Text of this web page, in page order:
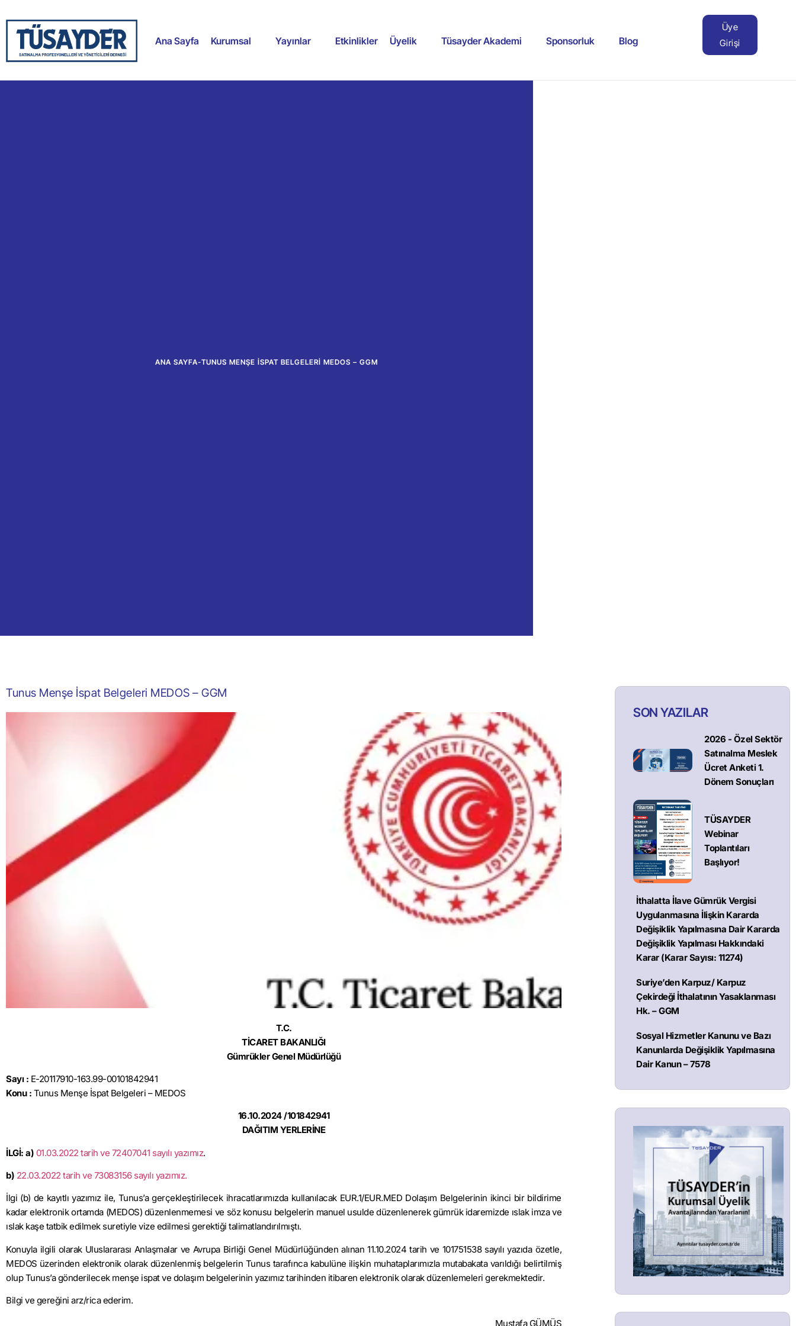
Ana Sayfa Kurumsal Yayınlar Etkinlikler Üyelik Tüsayder Akademi Sponsorluk Blog
Üye
Girişi
ANA SAYFA-TUNUS MENŞE İSPAT BELGELERI MEDOS – GGM
Tunus Menşe İspat Belgeleri MEDOS – GGM
T.C.
TİCARET BAKANLIĞI
Gümrükler Genel Müdürlüğü
Sayı : E-20117910-163.99-00101842941
Konu : Tunus Menşe İspat Belgeleri – MEDOS
16.10.2024 /101842941
DAĞITIM YERLERİNE
İLGİ: a) 01.03.2022 tarih ve 72407041 sayılı yazımız.
b) 22.03.2022 tarih ve 73083156 sayılı yazımız.
İlgi (b) de kayıtlı yazımız ile, Tunus’a gerçekleştirilecek ihracatlarımızda kullanılacak EUR.1/EUR.MED Dolaşım Belgelerinin ikinci bir bildirime
kadar elektronik ortamda (MEDOS) düzenlenmemesi ve söz konusu belgelerin manuel usulde düzenlenerek gümrük idaremizde ıslak imza ve
ıslak kaşe tatbik edilmek suretiyle vize edilmesi gerektiği talimatlandırılmıştı.
Konuyla ilgili olarak Uluslararası Anlaşmalar ve Avrupa Birliği Genel Müdürlüğünden alınan 11.10.2024 tarih ve 101751538 sayılı yazıda özetle,
MEDOS üzerinden elektronik olarak düzenlenmiş belgelerin Tunus tarafınca kabulüne ilişkin muhataplarımızla mutabakata varıldığı belirtilmiş
olup Tunus’a gönderilecek menşe ispat ve dolaşım belgelerinin yazımız tarihinden itibaren elektronik olarak düzenlemeleri gerekmektedir.
Bilgi ve gereğini arz/rica ederim.
Mustafa GÜMÜŞ
SON YAZILAR
2026 - Özel Sektör
Satınalma Meslek
Ücret Anketi 1.
Dönem Sonuçları
TÜSAYDER
Webinar
Toplantıları
Başlıyor!
İthalatta İlave Gümrük Vergisi
Uygulanmasına İlişkin Kararda
Değişiklik Yapılmasına Dair Kararda
Değişiklik Yapılması Hakkındaki
Karar (Karar Sayısı: 11274)
Suriye’den Karpuz/ Karpuz
Çekirdeği İthalatının Yasaklanması
Hk. – GGM
Sosyal Hizmetler Kanunu ve Bazı
Kanunlarda Değişiklik Yapılmasına
Dair Kanun – 7578